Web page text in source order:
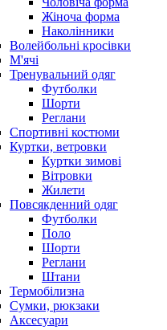
Жіноча форма
Наколінники
Волейбольні кросівки
М'ячі
Тренувальний одяг
Футболки
Шорти
Реглани
Спортивні костюми
Куртки, ветровки
Куртки зимові
Вітровки
Жилети
Повсякденний одяг
Футболки
Поло
Шорти
Реглани
Штани
Термобілизна
Сумки, рюкзаки
Аксесуари